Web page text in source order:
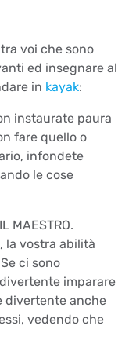
voi che sono
ed insegnare al
in kayak:
instaurate paura
fare quello o
infondete
le cose
MAESTRO.
la vostra abilità
ci sono
imparare
divertente anche
vedendo che